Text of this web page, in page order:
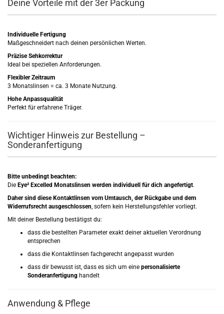
Deine Vorteile mit der 3er Packung
Individuelle Fertigung
Maßgeschneidert nach deinen persönlichen Werten.
Präzise Sehkorrektur
Ideal bei speziellen Anforderungen.
Flexibler Zeitraum
3 Monatslinsen = ca. 3 Monate Nutzung.
Hohe Anpassqualität
Perfekt für erfahrene Träger.
Wichtiger Hinweis zur Bestellung –
Sonderanfertigung
Bitte unbedingt beachten:
Die Eye² Excelled Monatslinsen werden individuell für dich angefertigt.
Daher sind diese Kontaktlinsen vom Umtausch, der Rückgabe und dem
Widerrufsrecht ausgeschlossen, sofern kein Herstellungsfehler vorliegt.
Mit deiner Bestellung bestätigst du:
dass die bestellten Parameter exakt deiner aktuellen Verordnung
entsprechen
dass die Kontaktlinsen fachgerecht angepasst wurden
dass dir bewusst ist, dass es sich um eine personalisierte
Sonderanfertigung handelt
Anwendung & Pflege